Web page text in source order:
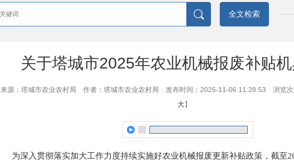
全文检索
关于塔城市2025年农业机械报废补贴
来源：塔城市农业农村局 作者：​塔城市农业农村局 发布时间：2025-11-06 11:28:53 浏览次
大】
为深入贯彻落实加大工作力度持续实施好农业机械报废更新补贴政策，截至